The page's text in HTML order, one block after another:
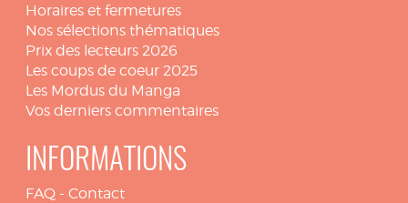
Horaires et fermetures
Nos sélections thématiques
Prix des lecteurs 2026
Les coups de coeur 2025
Les Mordus du Manga
Vos derniers commentaires
INFORMATIONS
FAQ - Contact